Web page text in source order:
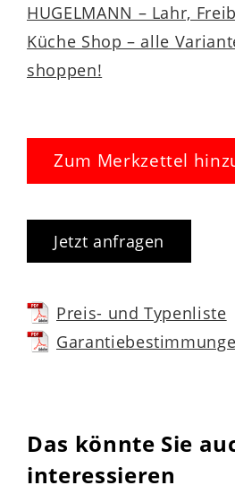
HUGELMANN – Lahr,
Küche Shop – alle
shoppen!
Zum Merkzettel
Jetzt anfragen
Preis- und Typenliste
Das könnte Sie
interessieren